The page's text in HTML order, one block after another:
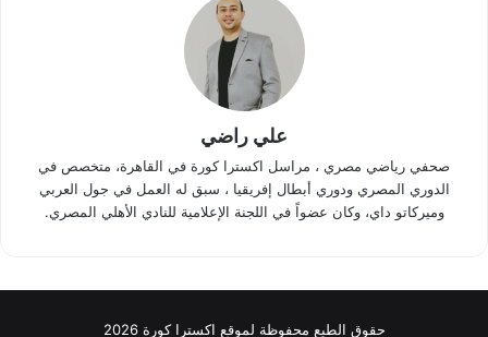
علي راضي
صحفي رياضي مصري ، مراسل اكسترا كورة في القاهرة، متخصص في
الدوري المصري ودوري أبطال إفريقيا ، سبق له العمل في جول العربي
وميركاتو داي، وكان عضواً في اللجنة الإعلامية للنادي الأهلي المصري.
حقوق الطبع محفوظة لموقع اكسترا كورة 2026